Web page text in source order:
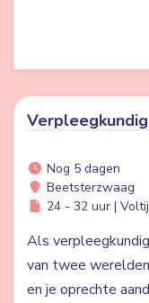
Nog 5 dagen
Beetsterzwaag
24 - 32 uur |
Als
van twee
en je oprechte